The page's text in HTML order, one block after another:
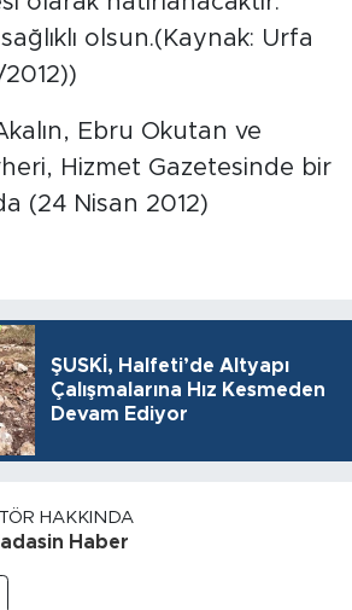
olsun.(Kaynak: Urfa
Ebru Okutan ve
Hizmet Gazetesinde bir
(24 Nisan 2012)
ŞUSKİ, Halfeti’de Altyapı
Çalışmalarına Hız Kesmeden
Devam Ediyor
HAKKINDA
Haber